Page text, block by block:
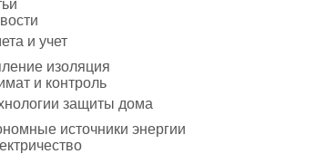
и учет
изоляция
и контроль
защиты дома
источники энергии